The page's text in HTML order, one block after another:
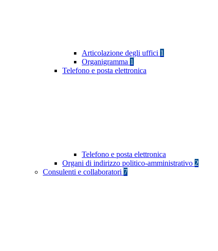
Articolazione degli uffici 1
Organigramma 1
Telefono e posta elettronica
Telefono e posta elettronica
Organi di indirizzo politico-amministrativo 2
Consulenti e collaboratori 7